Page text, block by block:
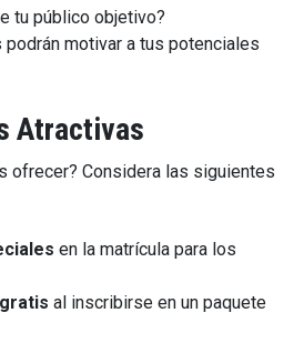
tu público objetivo?
podrán motivar a tus potenciales
Atractivas
ofrecer? Considera las siguientes
en la matrícula para los
al inscribirse en un paquete